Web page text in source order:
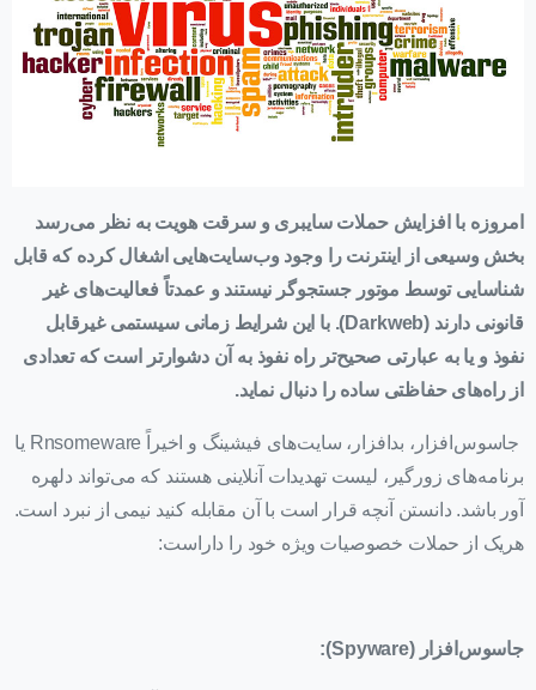
امروزه با افزایش حملات سایبری و سرقت هویت به نظر می‌رسد
بخش وسیعی از اینترنت را وجود وب‌سایت‌هایی اشغال کرده که قابل
شناسایی توسط موتور جستجوگر نیستند و عمدتاً فعالیت‌های غیر
قانونی دارند (Darkweb). با این شرایط زمانی سیستمی غیرقابل
نفوذ و یا به عبارتی صحیح‌تر راه نفوذ به آن دشوارتر است که تعدادی
از راه‌های حفاظتی ساده را دنبال نماید.
جاسوس‌افزار، بدافزار، سایت‌های فیشینگ و اخیراً Rnsomeware یا
برنامه‌های زورگیر، لیست تهدیدات آنلاینی هستند که می‌تواند دلهره
آور باشد. دانستن آنچه قرار است با آن مقابله کنید نیمی از نبرد است.
هریک از حملات خصوصیات ویژه خود را داراست:
جاسوس‌افزار (Spyware
):